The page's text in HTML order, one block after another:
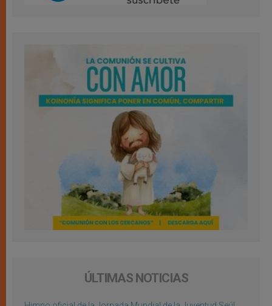
ÚLTIMAS NOTICIAS